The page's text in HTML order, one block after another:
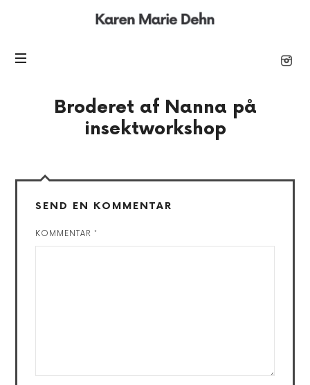
Karen
Broderet af Nanna på
insektworkshop
SEND EN KOMMENTAR
KOMMENTAR*